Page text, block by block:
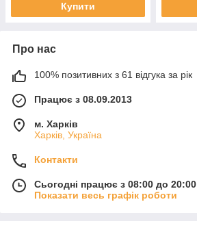
Купити
Про нас
100% позитивних з 61 відгука за рік
Працює з 08.09.2013
м. Харків
Харків, Україна
Контакти
Сьогодні працює з 08:00 до 20:00
Показати весь графік роботи